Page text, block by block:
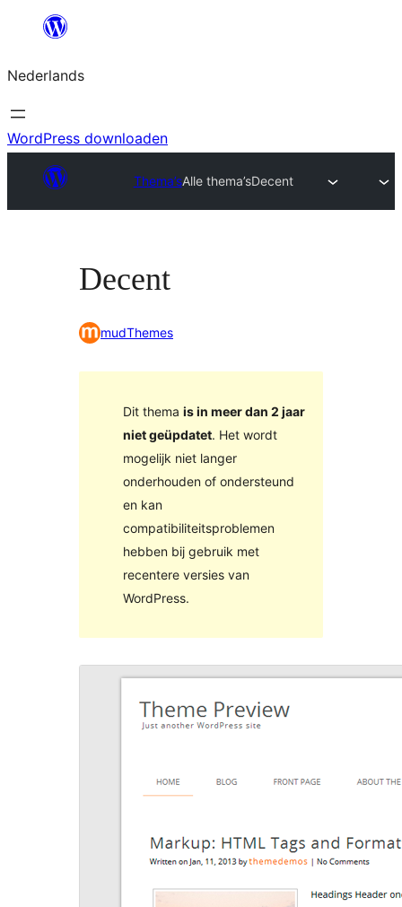
de
inhoud
Nederlands
WordPress downloaden
Thema’sAlle thema’sDecent
Decent
mudThemes
Dit thema is in meer dan 2 jaar
niet geüpdatet. Het wordt
mogelijk niet langer
onderhouden of ondersteund
en kan
compatibiliteitsproblemen
hebben bij gebruik met
recentere versies van
WordPress.